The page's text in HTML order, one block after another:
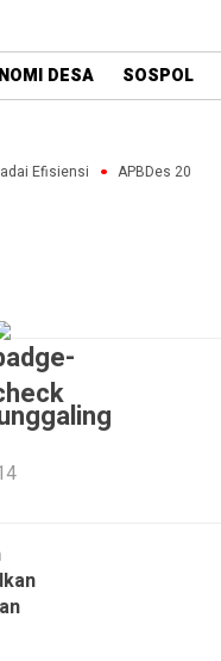
DESA SOSPOL
Efisiensi APBDes 2027: